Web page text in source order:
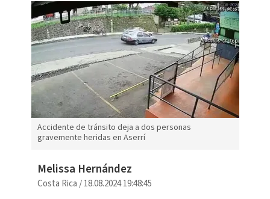
Accidente de tránsito deja a dos personas
gravemente heridas en Aserrí
Melissa Hernández
Costa Rica /18.08.2024 19:48:45